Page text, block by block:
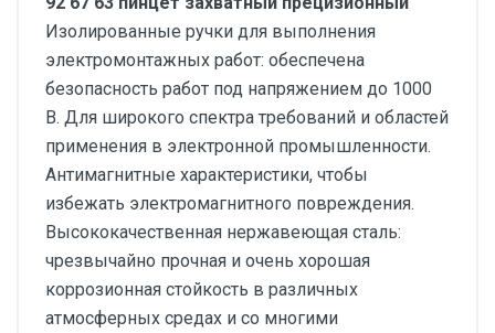
Изолированные ручки для выполнения
электромонтажных работ: обеспечена
безопасность работ под напряжением до 1000
В. Для широкого спектра требований и областей
применения в электронной промышленности.
Антимагнитные характеристики, чтобы
избежать электромагнитного повреждения.
Высококачественная нержавеющая сталь:
чрезвычайно прочная и очень хорошая
коррозионная стойкость в различных
атмосферных средах и со многими